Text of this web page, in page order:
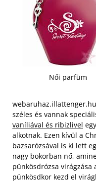
Női parfüm
széles és vannak
vaníliával és ribizlivel
alkotnak. Ezen kívül a
bazsarózsával is ki lett
nagy bokorban nő,
pünkösdrózsa virágzása
pünkösdkor kezd el